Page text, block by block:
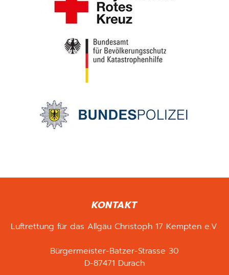
KONTAKT
Luftrettung für das Allgäu Christoph 17 Kempten e.V.
Bürgermeister-Batzer-Strasse 30
D-87471 Durach